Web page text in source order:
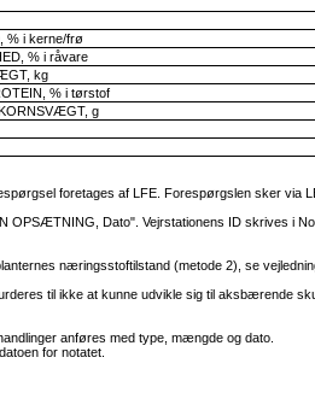
% i kerne/frø
% i råvare
kg
% i tørstof
g
foretages af LFE. Forespørgslen sker via
Dato". Vejrstationens ID skrives i
næringsstoftilstand (metode 2), se
til ikke at kunne udvikle sig til aksbærende
anføres med type, mængde og dato.
for notatet.